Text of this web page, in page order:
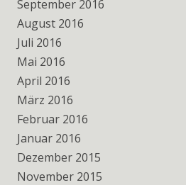
September 2016
August 2016
Juli 2016
Mai 2016
April 2016
März 2016
Februar 2016
Januar 2016
Dezember 2015
November 2015